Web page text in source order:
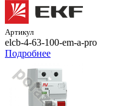
Артикул
elcb-4-63-100-em-a-pro
Подробнее